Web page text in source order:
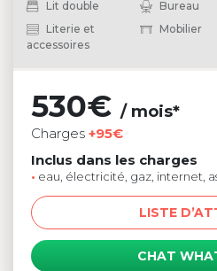
Lit double Bureau
Literie et
accessoires
Mobilier
530€ / mois*
Charges +95€
Inclus dans les charges
• eau, électricité, gaz, internet,
LISTE
CHAT